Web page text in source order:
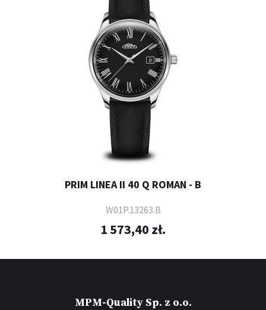
PRIM LINEA II 40 Q ROMAN - B
W01P.13263.B
1 573,40 zł.
MPM-Quality Sp. z o.o.